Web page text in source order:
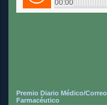
Premio Diario Médico/Correo
Farmacéutico